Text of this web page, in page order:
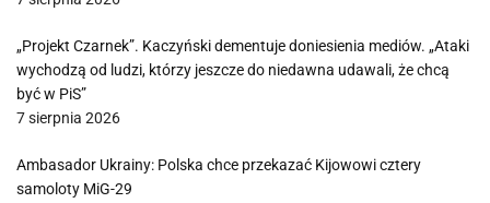
„Projekt Czarnek”. Kaczyński dementuje doniesienia mediów. „Ataki
wychodzą od ludzi, którzy jeszcze do niedawna udawali, że chcą
być w PiS”
7 sierpnia 2026
Ambasador Ukrainy: Polska chce przekazać Kijowowi cztery
samoloty MiG-29